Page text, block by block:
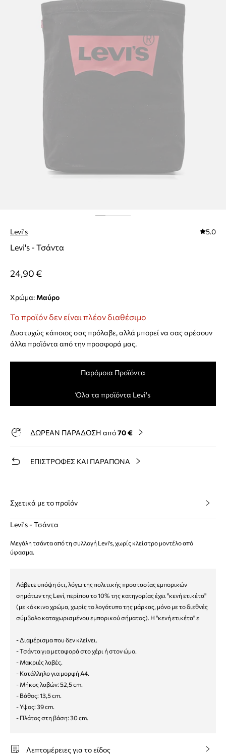
Levi's 5.0
Levi's - Τσάντα
24,90 €
Χρώμα: μαύρο
Το προϊόν δεν είναι πλέον διαθέσιμο
Δυστυχώς κάποιος σας πρόλαβε, αλλά μπορεί να σας αρέσουν
άλλα προϊόντα από την προσφορά μας.
Παρόμοια Προϊόντα
Όλα τα προϊόντα Levi's
ΔΩΡΕΑΝ ΠΑΡΑΔΟΣΗ από70 €
ΕΠΙΣΤΡΟΦΕΣ ΚΑΙ ΠΑΡΑΠΟΝΑ
Σχετικά με το προϊόν
Levi's - Τσάντα
Μεγάλη τσάντα από τη συλλογή Levi's, χωρίς κλείστρο μοντέλο από
ύφασμα.
Λάβετε υπόψη ότι, λόγω της πολιτικής προστασίας εμπορικών
σημάτων της Levi, περίπου το 10% της κατηγορίας έχει "κενή ετικέτα"
(με κόκκινο χρώμα, χωρίς το λογότυπο της μάρκας, μόνο με το διεθνές
σύμβολο καταχωρισμένου εμπορικού σήματος). Η "κενή ετικέτα" ε
- Διαμέρισμα που δεν κλείνει.
- Τσάντα για μεταφορά στο χέρι ή στον ώμο.
- Μακριές λαβές.
- Κατάλληλο για μορφή Α4.
- Μήκος λαβών: 52,5 cm.
- Βάθος: 13,5 cm.
- Υψος: 39 cm.
- Πλάτος στη βάση: 30 cm.
Λεπτομέρειες για το είδος